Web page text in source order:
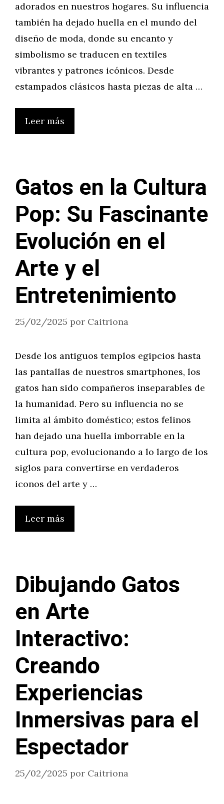
adorados en nuestros hogares. Su influencia
también ha dejado huella en el mundo del
diseño de moda, donde su encanto y
simbolismo se traducen en textiles
vibrantes y patrones icónicos. Desde
estampados clásicos hasta piezas de alta …
Leer más
Gatos en la Cultura
Pop: Su Fascinante
Evolución en el
Arte y el
Entretenimiento
25/02/2025 por Caitriona
Desde los antiguos templos egipcios hasta
las pantallas de nuestros smartphones, los
gatos han sido compañeros inseparables de
la humanidad. Pero su influencia no se
limita al ámbito doméstico; estos felinos
han dejado una huella imborrable en la
cultura pop, evolucionando a lo largo de los
siglos para convertirse en verdaderos
iconos del arte y …
Leer más
Dibujando Gatos
en Arte
Interactivo:
Creando
Experiencias
Inmersivas para el
Espectador
25/02/2025 por Caitriona